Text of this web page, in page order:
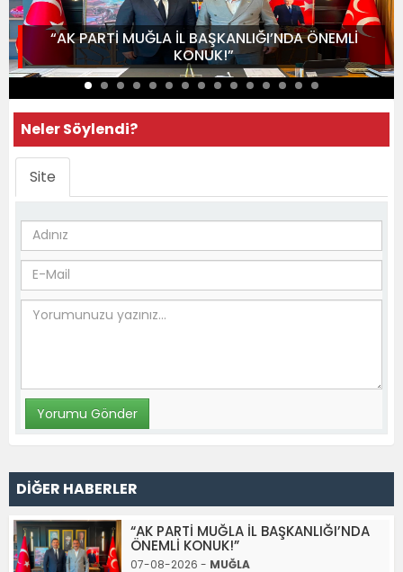
“AK PARTİ MUĞLA İL BAŞKANLIĞI’NDA ÖNEMLİ
KONUK!”
Neler Söylendi?
Site
DİĞER HABERLER
“AK PARTİ MUĞLA İL BAŞKANLIĞI’NDA
ÖNEMLİ KONUK!”
07-08-2026 - MUĞLA